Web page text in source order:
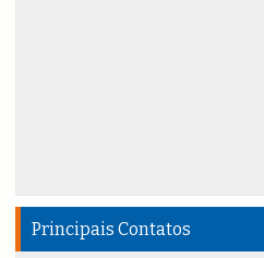
Principais Contatos